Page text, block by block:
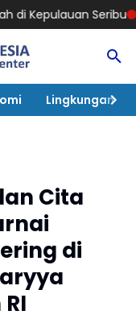
Kabadiklat Harli Siregar
Lingkungan
Cita
di